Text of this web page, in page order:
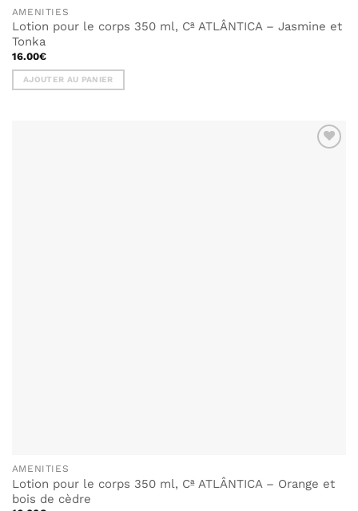
AMENITIES
Lotion pour le corps 350 ml, Cª ATLÂNTICA – Jasmine et
Tonka
16.00€
AJOUTER AU PANIER
AMENITIES
Lotion pour le corps 350 ml, Cª ATLÂNTICA – Orange et
bois de cèdre